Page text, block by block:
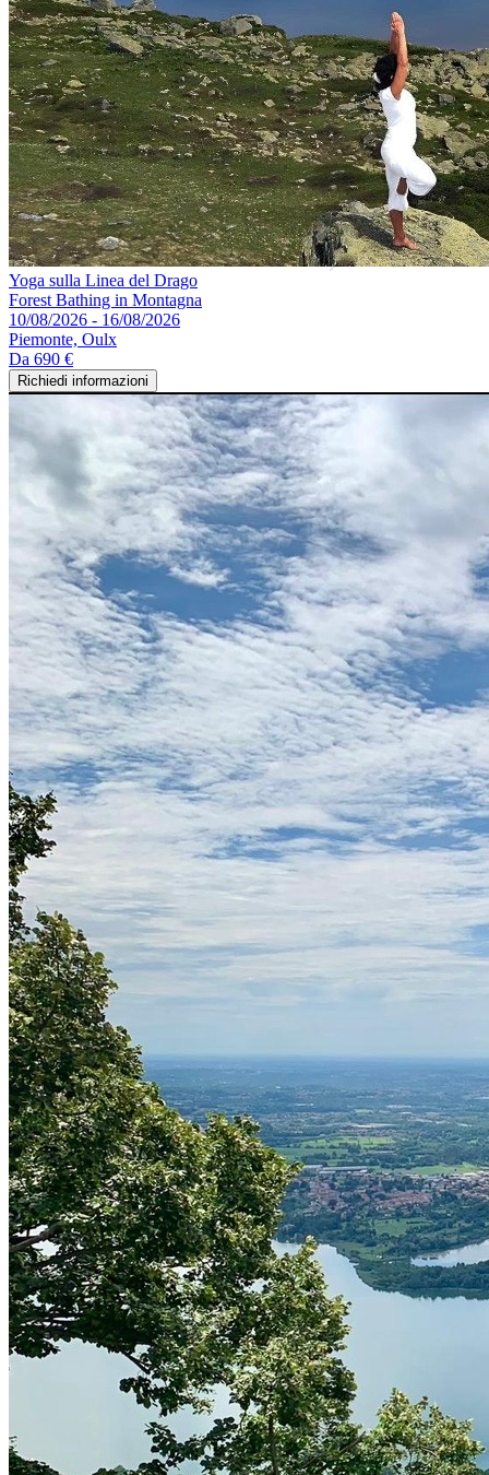
Yoga sulla Linea del Drago
Forest Bathing in Montagna
10/08/2026 - 16/08/2026
Piemonte, Oulx
Da 690 €
Richiedi informazioni